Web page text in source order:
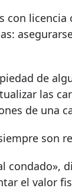
con
de
las
de una
son
el valor